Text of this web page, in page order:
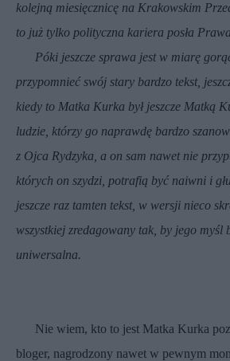
kolejną miesięcznicę na Krakowskim
to już tylko polityczna kariera posła
Póki jeszcze sprawa jest w miarę
przypomnieć swój stary bardzo tekst,
kiedy to Matka Kurka był jeszcze Matką
ludzie, którzy go naprawdę bardzo
z Ojca Rydzyka, a on sam nawet nie
których on szydzi, potrafią być naiwni i
jeszcze raz tamten tekst, w wersji nieco
wszystkiej zredagowany tak, by jego myśl
uniwersalna.
Nie wiem, kto to jest Matka Kurka
bloger, nagrodzony nawet w pewnym